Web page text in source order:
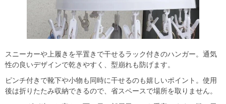
スニーカーや上履きを平置きで干せるラック付きのハンガー。通気
性の良いデザインで乾きやすく、型崩れも防げます。
ピンチ付きで靴下や小物も同時に干せるのも嬉しいポイント。使用
後は折りたたみ収納できるので、省スペースで場所を取りません。